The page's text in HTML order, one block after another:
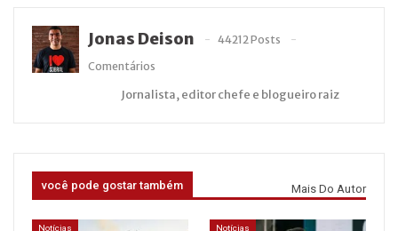
Jonas Deison
44212 Posts
Comentários
Jornalista, editor chefe e blogueiro raiz
você pode gostar também Mais Do Autor
Notícias Notícias